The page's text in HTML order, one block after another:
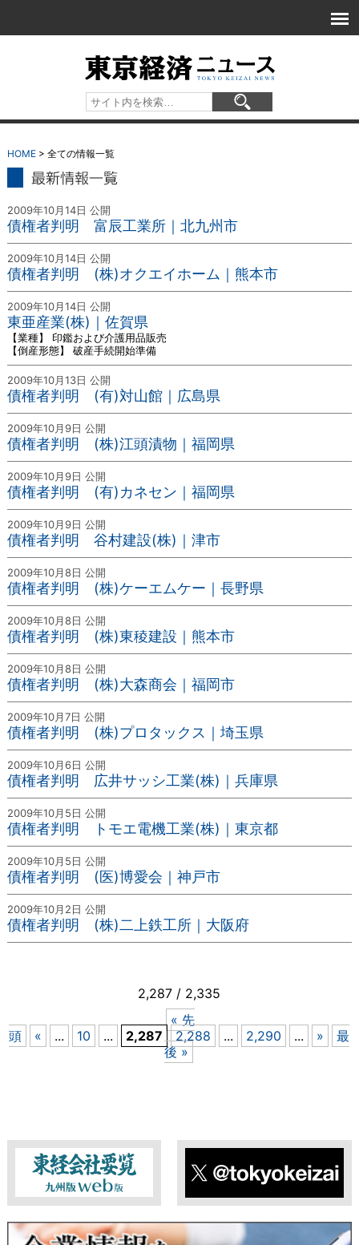
HOME> 全ての情報一覧
2009年10月14日 公開
債権者判明 富辰工業所｜北九州市
2009年10月14日 公開
債権者判明 (株)オクエイホーム｜熊本市
2009年10月14日 公開
東亜産業(株)｜佐賀県
【業種】 印鑑および介護用品販売
【倒産形態】 破産手続開始準備
2009年10月13日 公開
債権者判明 (有)対山館｜広島県
2009年10月9日 公開
債権者判明 (株)江頭漬物｜福岡県
2009年10月9日 公開
債権者判明 (有)カネセン｜福岡県
2009年10月9日 公開
債権者判明 谷村建設(株)｜津市
2009年10月8日 公開
債権者判明 (株)ケーエムケー｜長野県
2009年10月8日 公開
債権者判明 (株)東稜建設｜熊本市
2009年10月8日 公開
債権者判明 (株)大森商会｜福岡市
2009年10月7日 公開
債権者判明 (株)プロタックス｜埼玉県
2009年10月6日 公開
債権者判明 広井サッシ工業(株)｜兵庫県
2009年10月5日 公開
債権者判明 トモエ電機工業(株)｜東京都
2009年10月5日 公開
債権者判明 (医)博愛会｜神戸市
2009年10月2日 公開
債権者判明 (株)二上鉄工所｜大阪府
2,287 / 2,335
« 先
頭
« ... 10 ... 2,287 2,288 ... 2,290 ... »
最
後 »
東経会社要覧web版 X